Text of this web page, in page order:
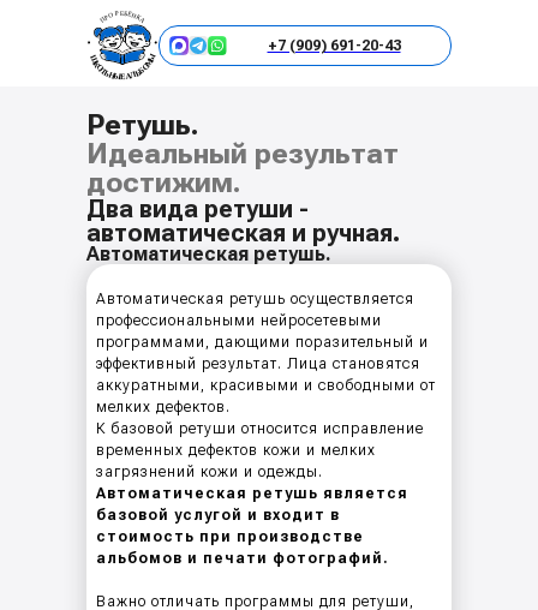
+7 (909) 691-20-43
Ретушь.
Идеальный результат
достижим.
Два вида ретуши -
автоматическая и ручная.
Автоматическая ретушь.
Автоматическая ретушь осуществляется
профессиональными нейросетевыми
программами, дающими поразительный и
эффективный результат. Лица становятся
аккуратными, красивыми и свободными от
мелких дефектов.
К базовой ретуши относится исправление
временных дефектов кожи и мелких
загрязнений кожи и одежды.
Автоматическая ретушь является
базовой услугой и входит в
стоимость при производстве
альбомов и печати фотографий.
Важно отличать программы для ретуши,